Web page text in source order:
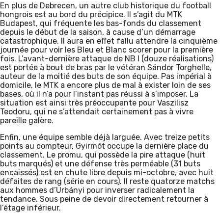
En plus de Debrecen, un autre club historique du football
hongrois est au bord du précipice. Il s’agit du MTK
Budapest, qui fréquente les bas-fonds du classement
depuis le début de la saison, à cause d’un démarrage
catastrophique. Il aura en effet fallu attendre la cinquième
journée pour voir les Bleu et Blanc scorer pour la première
fois. L’avant-dernière attaque de NB I (douze réalisations)
est portée à bout de bras par le vétéran Sándor Torghelle,
auteur de la moitié des buts de son équipe. Pas impérial à
domicile, le MTK a encore plus de mal à exister loin de ses
bases, où il n’a pour l’instant pas réussi à s’imposer. La
situation est ainsi très préoccupante pour Vaszilisz
Teodoru, qui ne s’attendait certainement pas à vivre
pareille galère.
Enfin, une équipe semble déjà larguée. Avec treize petits
points au compteur, Gyirmót occupe la dernière place du
classement. Le promu, qui possède la pire attaque (huit
buts marqués) et une défense très perméable (31 buts
encaissés) est en chute libre depuis mi-octobre, avec huit
défaites de rang (série en cours). Il reste quatorze matchs
aux hommes d’Urbányi pour inverser radicalement la
tendance. Sous peine de devoir directement retourner à
l’étage inférieur.